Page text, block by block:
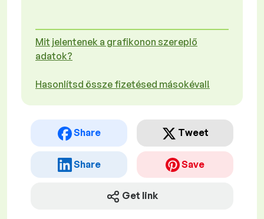
Mit jelentenek a grafikonon szereplő
adatok?
Hasonlítsd össze fizetésed másokéval!
Share Tweet
Share Save
Get link